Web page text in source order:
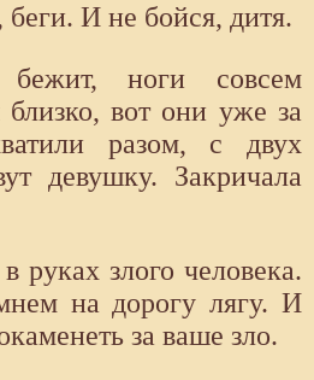
беги. И не бойся, дитя.
ноги совсем
вот они уже за
разом, с двух
девушку. Закричала
руках злого человека.
на дорогу лягу. И
за ваше зло.